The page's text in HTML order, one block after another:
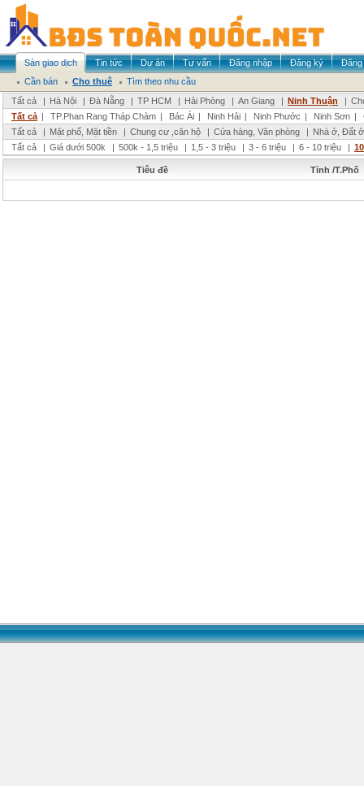
Sàn giao dịch Tin tức Dự án Tư vấn Đăng nhập Đăng ký
Đăng
Cần bán
Cho thuê
Tìm theo nhu cầu
Tất cả
| Hà Nội | Đà Nẵng | TP HCM | Hải Phòng | An Giang | Ninh Thuận |
Tất cả | TP.Phan Rang Tháp Chàm | Bác Ái | Ninh Hải | Ninh Phước | Ninh Sơn |
Tất cả
| Mặt phố, Mặt tiền | Chung cư ,căn hộ | Cửa hàng, Văn phòng | Nhà ở, Đất ở
Tất cả
| Giá dưới 500k | 500k - 1,5 triệu | 1,5 - 3 triệu | 3 - 6 triệu | 6 - 10 triệu |
Tiêu đề Tỉnh /T.Phố